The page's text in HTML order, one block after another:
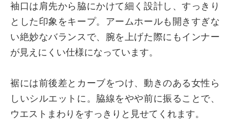
袖口は肩先から脇にかけて細く設計し、すっきり
とした印象をキープ。アームホールも開きすぎな
い絶妙なバランスで、腕を上げた際にもインナー
が見えにくい仕様になっています。
裾には前後差とカーブをつけ、動きのある女性ら
しいシルエットに。脇線をやや前に振ることで、
ウエストまわりをすっきりと見せてくれます。